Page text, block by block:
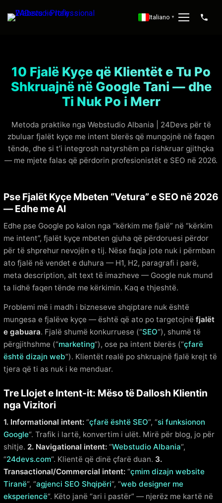
Italiano ▼
10 Fjalë Kyçe që Klientët e Tu Po
Shkruajnë në Google Tani — dhe
Ti Nuk Po i Merr
Metoda praktike nga Webstudio Albania | 24Devs për të
zbuluar fjalët kyçe me intent blerës që mungojnë në faqen
tënde, dhe si t’i integrosh natyrshëm pa rishkruar gjithçka
— me mjete falas që përdorin profesionistët e SEO në 2026.
Pse Fjalët Kyçe Mbeten “Vetura” e SEO në 2026
— Edhe me AI
Edhe pse Google po kalon nga “kërkim me fjalë” në “kërkim
me intent”, fjalët kyçe mbeten gjuha që përdoruesi përdor
për të shprehur nevojën e tij. Nëse faqja jote nuk i përmban
ato fjalë në vendet e duhura — H1, H2, paragrafi i parë,
meta description, alt text të imazheve — Google nuk mund
ta lidhë faqen tënde me kërkimin. Kaq e thjeshtë.
Problemi më i madh i bizneseve shqiptare nuk është
mungesa e fjalëve kyçe — është që ato po targetojnë fjalët
e gabuara. Fjalë shumë konkurruese (“SEO“), shumë të
përgjithshme (“marketing“), ose pa intent blerës (“çfarë
është dizajn web“). Klientët realë po shkruajnë fjalë krejt të
tjera që ti as nuk i ke menduar.
Tre Llojet e Intent-it: Mëso të Dallosh Klientin
nga Vizitori
1. Informational intent: “çfarë është SEO“, “si funksionon
Google“. Trafik i lartë, konvertim i ulët. Mirë për blog, jo për
shitje. 2. Navigational intent: “Webstudio Albania“,
“24devs.com“. Klientë që dinë çfarë duan. 3.
Transactional/Commercial intent: “çmim dizajn website
Tiranë“, “agjenci SEO Shqipëri“, “web designer me
eksperiencë“. Këto janë “ari i pastër” — njerëz me kartë në